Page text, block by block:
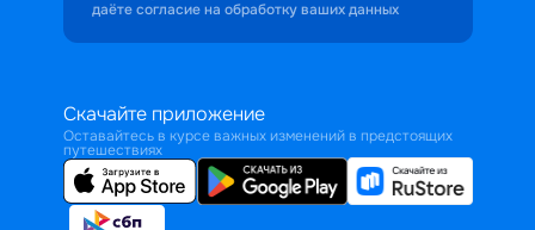
даёте согласие на обработку ваших данных
Скачайте приложение
Оставайтесь в курсе важных изменений в предстоящих
путешествиях